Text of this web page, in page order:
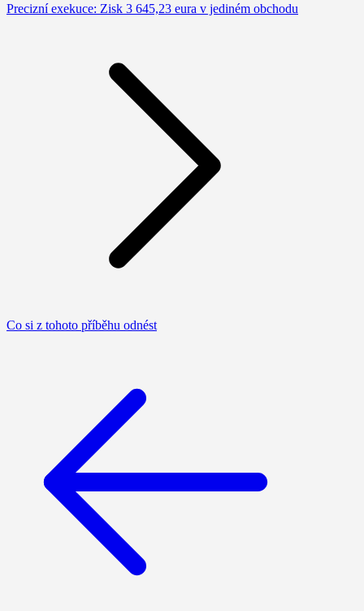
Precizní exekuce: Zisk 3 645,23 eura v jediném obchodu
Co si z tohoto příběhu odnést